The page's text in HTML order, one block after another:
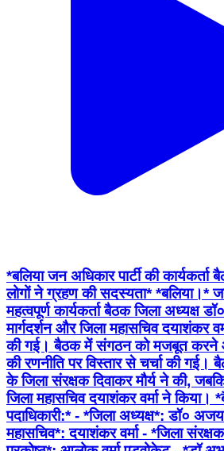
*बलिया जन अधिकार पार्टी की
लोगों ने ग्रहण की सदस्यता* *बलिया।*
की रणनीति पर विस्तार से चर्चा की गई।
के जिला संरक्षक दिवाकर मौर्य ने की,
जिला महासचिव दयाशंकर वर्मा ने
पदाधिकारी:* - *जिला अध्यक्ष*: डॉ०
महासचिव*: दयाशंकर वर्मा - *जिला
प्रकोष्ठ*: आलोक वर्मा एडवोकेट - *डॉ
समाज के जिला अध्यक्ष *नए सदस्यों का
दौरान रसड़ा विधानसभा से सतीश मास्टर
कार्यकर्ताओं ने जन अधिकार पार्टी की
नवागत सदस्यों का पदाधिकारियों द्वारा
गमछा देकर स्वागत किया गया।